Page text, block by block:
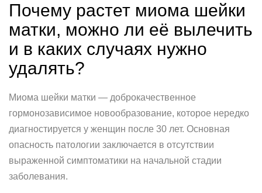
Почему растет миома шейки
матки, можно ли её вылечить
и в каких случаях нужно
удалять?
Миома шейки матки — доброкачественное
гормонозависимое новообразование, которое нередко
диагностируется у женщин после 30 лет. Основная
опасность патологии заключается в отсутствии
выраженной симптоматики на начальной стадии
заболевания.